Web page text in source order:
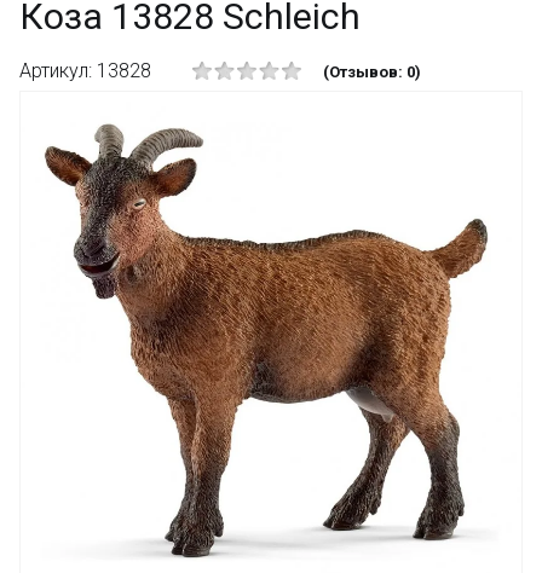
Коза 13828 Schleich
Артикул: 13828 (Отзывов: 0)